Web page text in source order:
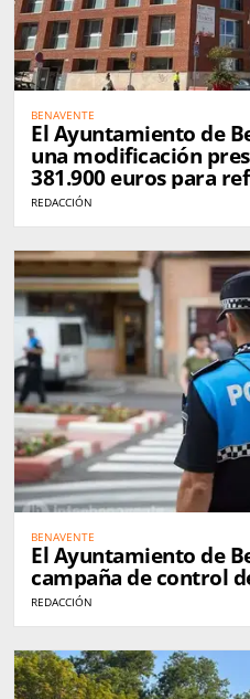
BENAVENTE
El Ayuntamiento de
una modificación
381.900 euros para
municipales
REDACCIÓN
BENAVENTE
El Ayuntamiento de
campaña de control
REDACCIÓN